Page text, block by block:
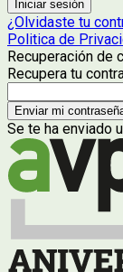
¿Olvidaste tu
Politica de
Recuperación de
Recupera tu
Se te ha enviado